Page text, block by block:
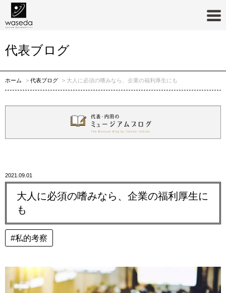
代表ブログ
ホーム 代表ブログ 大人に必須の嗜みなら、企業の福利厚生にも
2021.09.01
大人に必須の嗜みなら、企業の福利厚生に
も
#私的考察